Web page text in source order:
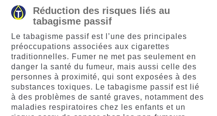
Réduction des risques liés au
tabagisme passif
Le tabagisme passif est l’une des principales
préoccupations associées aux cigarettes
traditionnelles. Fumer ne met pas seulement en
danger la santé du fumeur, mais aussi celle des
personnes à proximité, qui sont exposées à des
substances toxiques. Le tabagisme passif est lié
à des problèmes de santé graves, notamment des
maladies respiratoires chez les enfants et un